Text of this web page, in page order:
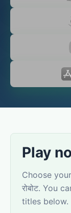
Play
Choose
रोबोट. You
titles below.